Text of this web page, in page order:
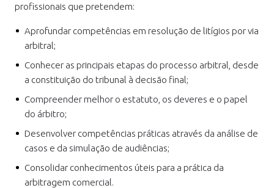
profissionais que pretendem:
Aprofundar competências em resolução de litígios por via
arbitral;
Conhecer as principais etapas do processo arbitral, desde
a constituição do tribunal à decisão final;
Compreender melhor o estatuto, os deveres e o papel
do árbitro;
Desenvolver competências práticas através da análise de
casos e da simulação de audiências;
Consolidar conhecimentos úteis para a prática da
arbitragem comercial.